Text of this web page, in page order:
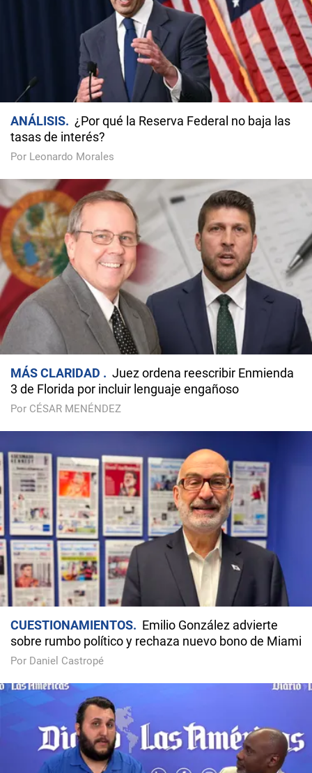
ANÁLISIS
¿Por qué la Reserva Federal no baja las
tasas de interés?
Por Leonardo Morales
MÁS CLARIDAD
Juez ordena reescribir Enmienda
3 de Florida por incluir lenguaje engañoso
Por CÉSAR MENÉNDEZ
CUESTIONAMIENTOS
Emilio González advierte
sobre rumbo político y rechaza nuevo bono de Miami
Por Daniel Castropé